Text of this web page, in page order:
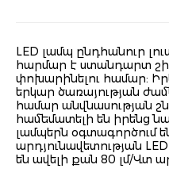
LED լամպ ընդհանուր
հարմար է ստանդարտ
փոխարինելու համար:
երկար ծառայության
համար անվնասության
համեմատելի են իրենց
լամպերն օգտագործում
արդյունավետության
են ավելի քան 80 լմ/Վտ